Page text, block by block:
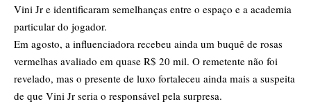
Vini Jr e identificaram semelhanças entre o espaço e a academia
particular do jogador.
Em agosto, a influenciadora recebeu ainda um buquê de rosas
vermelhas avaliado em quase R$ 20 mil. O remetente não foi
revelado, mas o presente de luxo fortaleceu ainda mais a suspeita
de que Vini Jr seria o responsável pela surpresa.